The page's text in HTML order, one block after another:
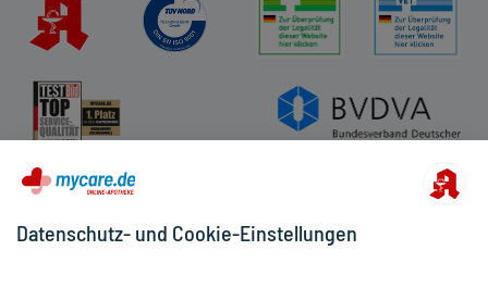
Datenschutz- und Cookie-Einstellungen